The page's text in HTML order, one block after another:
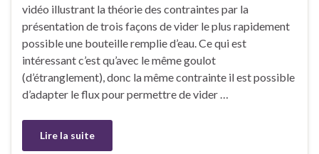
vidéo illustrant la théorie des contraintes par la
présentation de trois façons de vider le plus rapidement
possible une bouteille remplie d’eau. Ce qui est
intéressant c’est qu’avec le même goulot
(d’étranglement), donc la même contrainte il est possible
d’adapter le flux pour permettre de vider …
Lire la suite